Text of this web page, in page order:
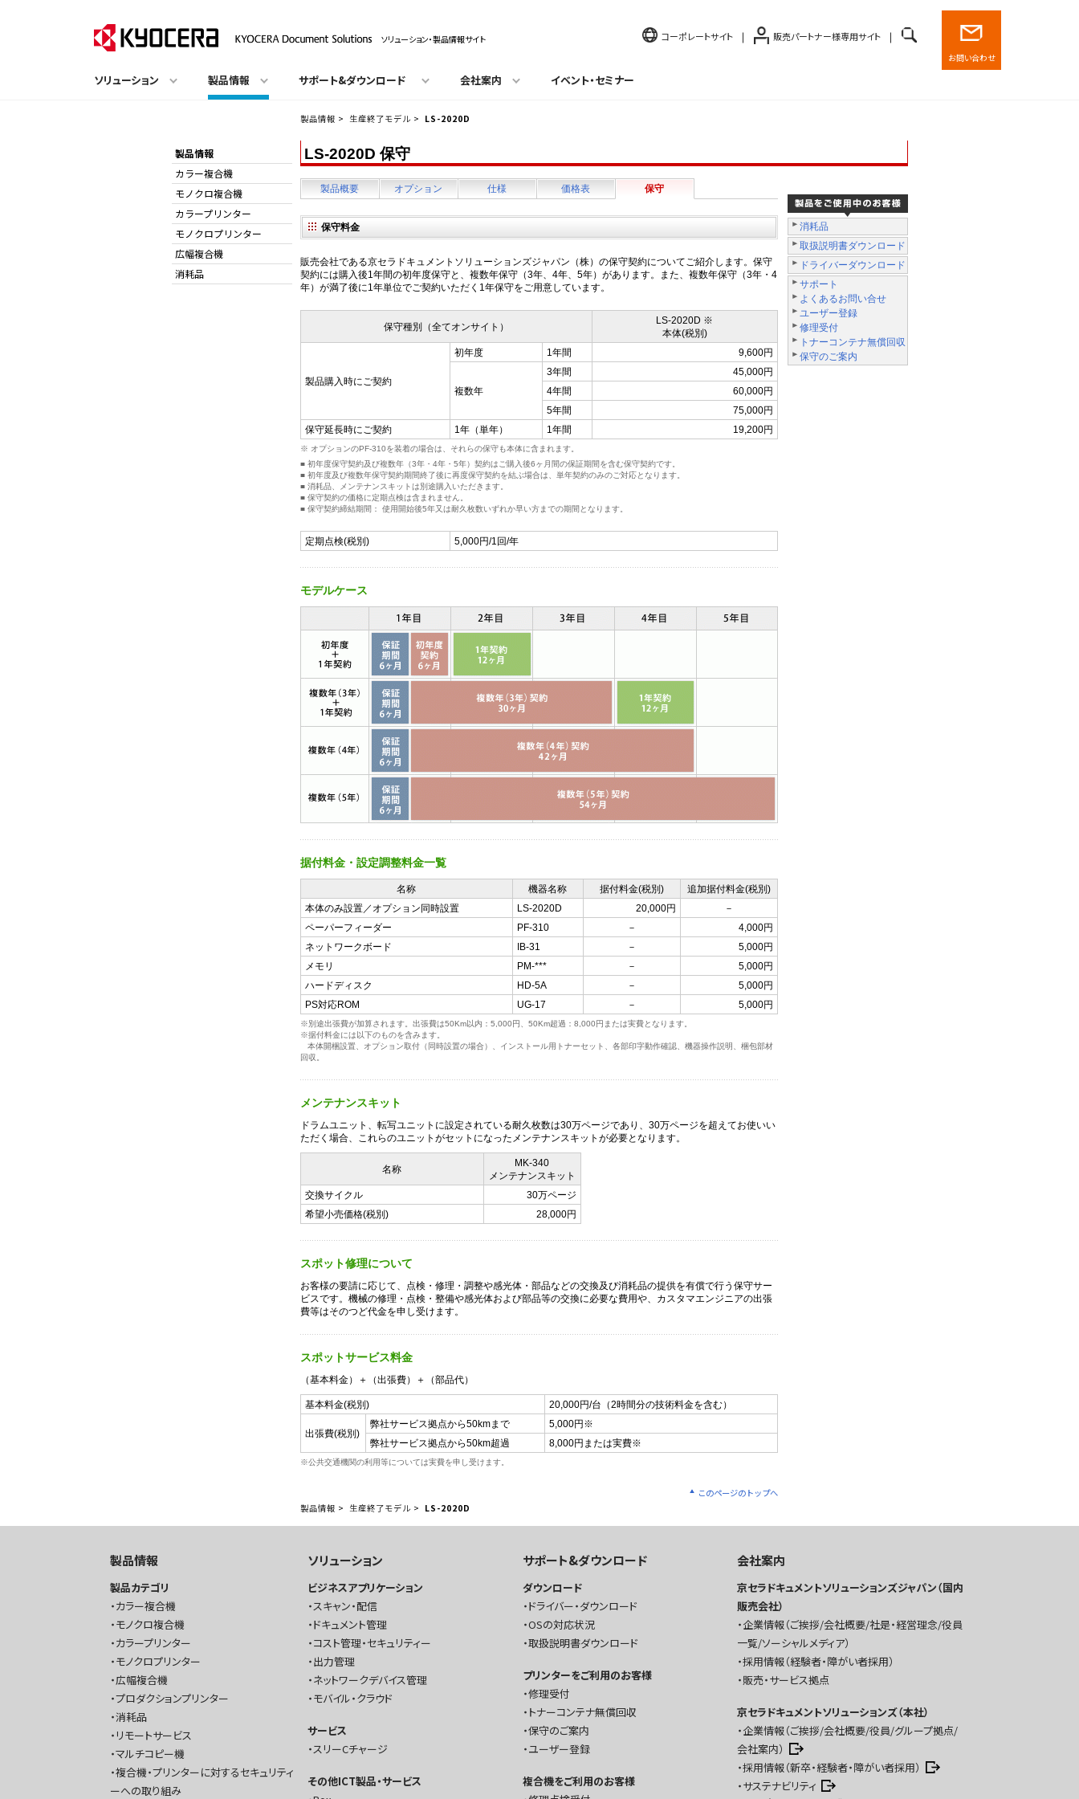
ソリューション・製品情報サイト コーポレートサイト 販売パートナー様専用サイト
お問い合わせ
ソリューション 製品情報 サポート&ダウンロード 会社案内 イベント・セミナー
製品情報 > 生産終了モデル > LS-2020D
LS-2020D 保守
製品概要 オプション 仕様 価格表 保守
保守料金
販売会社である京セラドキュメントソリューションズジャパン（株）の保守契約についてご紹介します。保守
契約には購入後1年間の初年度保守と、複数年保守（3年、4年、5年）があります。また、複数年保守（3年・4
年）が満了後に1年単位でご契約いただく1年保守をご用意しています。
保守種別（全てオンサイト）
LS-2020D ※
本体(税別)
製品購入時にご契約
初年度 1年間 9,600円
複数年
3年間
45,000円
4年間
60,000円
5年間
75,000円
保守延長時にご契約
1年（単年） 1年間 19,200円
※ オプションのPF-310を装着の場合は、それらの保守も本体に含まれます。
■ 初年度保守契約及び複数年（3年・4年・5年）契約はご購入後6ヶ月間の保証期間を含む保守契約です。
■ 初年度及び複数年保守契約期間終了後に再度保守契約を結ぶ場合は、単年契約のみのご対応となります。
■ 消耗品、メンテナンスキットは別途購入いただきます。
■ 保守契約の価格に定期点検は含まれません。
■ 保守契約締結期間： 使用開始後5年又は耐久枚数いずれか早い方までの期間となります。
定期点検(税別) 5,000円/1回/年
モデルケース
据付料金・設定調整料金一覧
名称 機器名称 据付料金(税別)
追加据付料金(税別)
本体のみ設置／オプション同時設置
LS-2020D 20,000円
－
ペーパーフィーダー
PF-310 －
4,000円
ネットワークボード
IB-31 －
5,000円
メモリ
PM-*** －
5,000円
ハードディスク
HD-5A －
5,000円
PS対応ROM
UG-17 － 5,000円
※別途出張費が加算されます。出張費は50Km以内：5,000円、50Km超過：8,000円または実費となります。
※据付料金には以下のものを含みます。
本体開梱設置、オプション取付（同時設置の場合）、インストール用トナーセット、各部印字動作確認、機器操作説明、梱包部材
回収。
メンテナンスキット
ドラムユニット、転写ユニットに設定されている耐久枚数は30万ページであり、30万ページを超えてお使いい
ただく場合、これらのユニットがセットになったメンテナンスキットが必要となります。
名称
MK-340
メンテナンスキット
交換サイクル
30万ページ
希望小売価格(税別)
28,000円
スポット修理について
お客様の要請に応じて、点検・修理・調整や感光体・部品などの交換及び消耗品の提供を有償で行う保守サー
ビスです。機械の修理・点検・整備や感光体および部品等の交換に必要な費用や、カスタマエンジニアの出張
費等はそのつど代金を申し受けます。
スポットサービス料金
（基本料金）＋（出張費）＋（部品代）
基本料金(税別) 20,000円/台（2時間分の技術料金を含む）
出張費(税別)
弊社サービス拠点から50kmまで
5,000円※
弊社サービス拠点から50km超過
8,000円または実費※
※公共交通機関の利用等については実費を申し受けます。
消耗品
取扱説明書ダウンロード
ドライバーダウンロード
サポート
よくあるお問い合せ
ユーザー登録
修理受付
トナーコンテナ無償回収
保守のご案内
製品情報
カラー複合機
モノクロ複合機
カラープリンター
モノクロプリンター
広幅複合機
消耗品
このページのトップへ
製品情報 > 生産終了モデル > LS-2020D
製品情報
製品カテゴリ
カラー複合機
モノクロ複合機
カラープリンター
モノクロプリンター
広幅複合機
プロダクションプリンター
消耗品
リモートサービス
マルチコピー機
複合機・プリンターに対するセキュリティ
ーへの取り組み
ソリューション
ビジネスアプリケーション
スキャン・配信
ドキュメント管理
コスト管理・セキュリティー
出力管理
ネットワークデバイス管理
モバイル・クラウド
サービス
スリーCチャージ
その他ICT製品・サービス
サポート&ダウンロード
ダウンロード
ドライバー・ダウンロード
OSの対応状況
取扱説明書ダウンロード
プリンターをご利用のお客様
修理受付
トナーコンテナ無償回収
保守のご案内
ユーザー登録
複合機をご利用のお客様
会社案内
京セラドキュメントソリューションズジャパン（国内
販売会社）
企業情報（ご挨拶/会社概要/社是・経営理念/役員
一覧/ソーシャルメディア）
採用情報（経験者・障がい者採用）
販売・サービス拠点
京セラドキュメントソリューションズ（本社）
企業情報（ご挨拶/会社概要/役員/グループ拠点/
会社案内）
採用情報（新卒・経験者・障がい者採用）
サステナビリティ